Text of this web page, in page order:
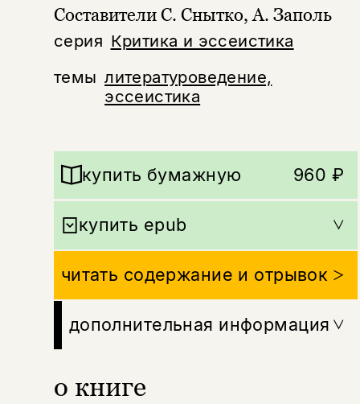
серия Критика и эссеистика
темы литературоведение,
эссеистика
Составители С. Снытко, А. Заполь
о книге
купить бумажную 960 ₽
купить epub
читать содержание и отрывок
дополнительная информация